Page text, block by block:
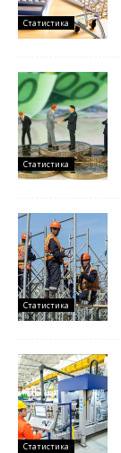
Статистика
Статистика
Статистика
Статистика